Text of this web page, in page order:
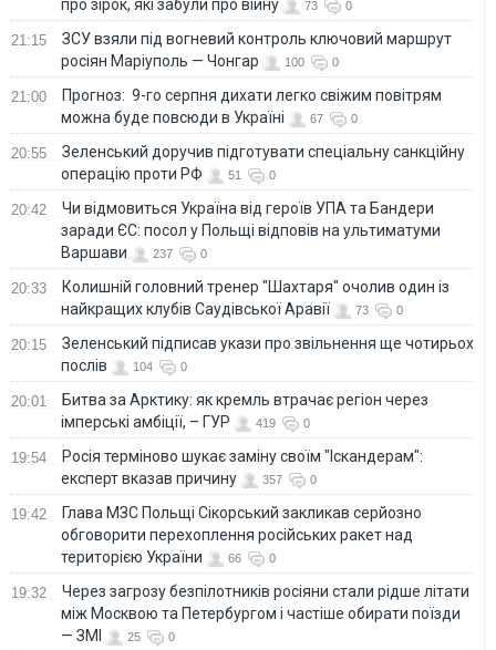
про зірок, які забули про війну 73 0
21:15
ЗСУ взяли під вогневий контроль ключовий маршрут
росіян Маріуполь — Чонгар
100 0
21:00
Прогноз: 9-го серпня дихати легко свіжим повітрям
можна буде повсюди в Україні
67 0
20:55
Зеленський доручив підготувати спеціальну санкційну
операцію проти РФ
51 0
20:42
Чи відмовиться Україна від героїв УПА та Бандери
заради ЄС: посол у Польщі відповів на ультиматуми
Варшави
237 0
20:33
Колишній головний тренер "Шахтаря" очолив один із
найкращих клубів Саудівської Аравії
73 0
20:15
Зеленський підписав укази про звільнення ще чотирьох
послів
104 0
20:01
Битва за Арктику: як кремль втрачає регіон через
імперські амбіції, – ГУР
419 0
19:54
Росія терміново шукає заміну своїм "Іскандерам":
експерт вказав причину
357 0
19:42
Глава МЗС Польщі Сікорський закликав серйозно
обговорити перехоплення російських ракет над
територією України
66 0
19:32
Через загрозу безпілотників росіяни стали рідше літати
між Москвою та Петербургом і частіше обирати поїзди
— ЗМІ
25 0